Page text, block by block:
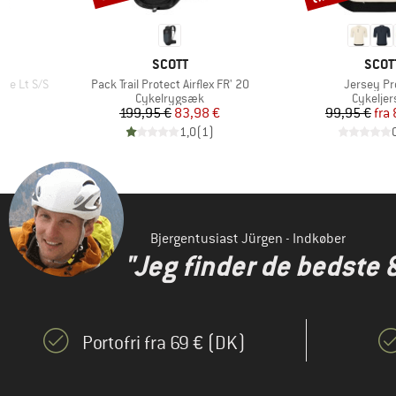
Lt S/S
MÆRKE
SCOTT
Artikel
Pack Trail Protect Airflex FR' 20
Produktgruppe
Cykelrygsæk
Pris
199,95 €Nedsat pris
83,98 €
1,0(1)
Artikel
Jersey
99,95 €fra
Bjergentusiast Jürgen - Indkøber
"Jeg finder de
Portofri fra 69 € (DK)